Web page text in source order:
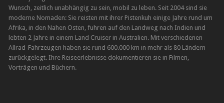
Wunsch, zeitlich unabhängig zu sein, mobil zu leben. Seit 2004 sind sie
moderne Nomaden: Sie reisten mit ihrer Pistenkuh einige Jahre rund um
Afrika, in den Nahen Osten, fuhren auf den Landweg nach Indien und
lebten 2 Jahre in einem Land Cruiser in Australien. Mit verschiedenen
Allrad-Fahrzeugen haben sie rund 600.000 km in mehr als 80 Ländern
zurückgelegt. Ihre Reiseerlebnisse dokumentieren sie in Filmen,
Vorträgen und Büchern.